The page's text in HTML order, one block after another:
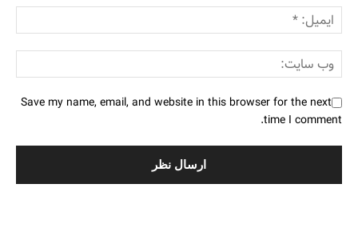
Save my name, email, and website in this browser for the next
time I comment.